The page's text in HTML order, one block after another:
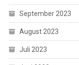
September 2023
August 2023
Juli 2023